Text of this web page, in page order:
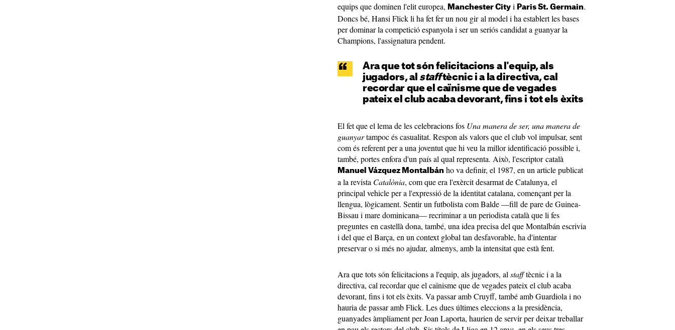
equips que dominen l'elit europea, Manchester City i Paris St. Germain.
Doncs bé, Hansi Flick li ha fet fer un nou gir al model i ha establert les bases
per dominar la competició espanyola i ser un seriós candidat a guanyar la
Champions, l'assignatura pendent.
Ara que tot són felicitacions a l'equip, als
jugadors, al stafftècnic i a la directiva, cal
recordar que el caïnisme que de vegades
pateix el club acaba devorant, fins i tot els èxits
El fet que el lema de les celebracions fos Una manera de ser, una manera de
guanyartampoc és casualitat. Respon als valors que el club vol impulsar, sent
com és referent per a una joventut que hi veu la millor identificació possible i,
també, portes enfora d'un país al qual representa. Això, l'escriptor català
Manuel Vázquez Montalbán ho va definir, el 1987, en un article publicat
a la revista Catalònia, com que era l'exèrcit desarmat de Catalunya, el
principal vehicle per a l'expressió de la identitat catalana, començant per la
llengua, lògicament. Sentir un futbolista com Balde —fill de pare de Guinea-
Bissau i mare dominicana— recriminar a un periodista català que li fes
preguntes en castellà dona, també, una idea precisa del que Montalbán escrivia
i del que el Barça, en un context global tan desfavorable, ha d'intentar
preservar o si més no ajudar, almenys, amb la intensitat que està fent.
Ara que tots són felicitacions a l'equip, als jugadors, al stafftècnic i a la
directiva, cal recordar que el caïnisme que de vegades pateix el club acaba
devorant, fins i tot els èxits. Va passar amb Cruyff, també amb Guardiola i no
hauria de passar amb Flick. Les dues últimes eleccions a la presidència,
guanyades àmpliament per Joan Laporta, haurien de servir per deixar treballar